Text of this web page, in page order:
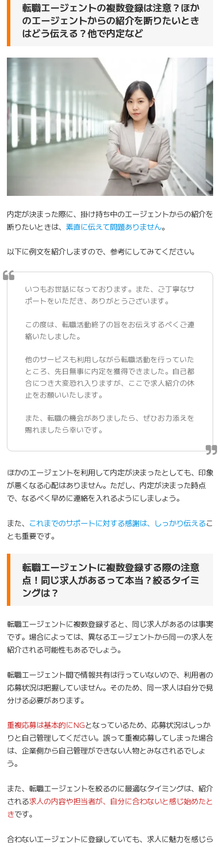
転職エージェントの複数登録は注意？ほか
のエージェントからの紹介を断りたいとき
はどう伝える？他で内定など
内定が決まった際に、掛け持ち中のエージェントからの紹介を
断りたいときは、 素直に伝えて問題ありません。
以下に例文を紹介しますので、参考にしてみてください。
いつもお世話になっております。また、ご丁寧なサ
ポートをいただき、ありがとうございます。
この度は、転職活動終了の旨をお伝えするべくご連
絡いたしました。
他のサービスも利用しながら転職活動を行っていた
ところ、先日無事に内定を獲得できました。自己都
合につき大変恐れ入りますが、ここで求人紹介の休
止をお願いいたします。
また、転職の機会がありましたら、ぜひお力添えを
賜れましたら幸いです。
ほかのエージェントを利用して内定が決まったとしても、印象
が悪くなる心配はありません。ただし、内定が決まった時点
で、なるべく早めに連絡を入れるようにしましょう。
また、 これまでのサポートに対する感謝は、しっかり伝えるこ
とも重要です。
転職エージェントに複数登録する際の注意
点！同じ求人があるって本当？絞るタイミ
ングは？
転職エージェントに複数登録すると、同じ求人があるのは事実
です。場合によっては、異なるエージェントから同一の求人を
紹介される可能性もあるでしょう。
転職エージェント間で情報共有は行っていないので、利用者の
応募状況は把握していません。そのため、同一求人は自分で見
分ける必要があります。
重複応募は基本的にNGとなっているため、応募状況はしっか
りと自己管理してください。誤って重複応募してしまった場合
は、企業側から自己管理ができない人物とみなされるでしょ
う。
また、転職エージェントを絞るのに最適なタイミングは、紹介
される求人の内容や担当者が、自分に合わないと感じ始めたと
きです。
合わないエージェントに登録していても、求人に魅力を感じら